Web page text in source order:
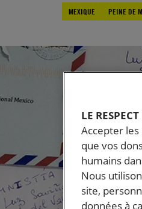
MEXIQUE
PEINE DE
LE
Accepter
que vos
humains
Nous
site,
données à